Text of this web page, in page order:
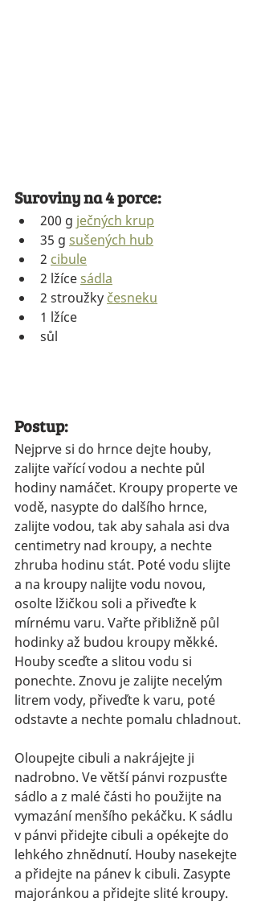
Suroviny na 4 porce:
200 g ječných krup
35 g sušených hub
2 cibule
2 lžíce sádla
2 stroužky česneku
1 lžíce
sůl
Postup:
Nejprve si do hrnce dejte houby,
zalijte vařící vodou a nechte půl
hodiny namáčet. Kroupy properte ve
vodě, nasypte do dalšího hrnce,
zalijte vodou, tak aby sahala asi dva
centimetry nad kroupy, a nechte
zhruba hodinu stát. Poté vodu slijte
a na kroupy nalijte vodu novou,
osolte lžičkou soli a přiveďte k
mírnému varu. Vařte přibližně půl
hodinky až budou kroupy měkké.
Houby sceďte a slitou vodu si
ponechte. Znovu je zalijte necelým
litrem vody, přiveďte k varu, poté
odstavte a nechte pomalu chladnout.
Oloupejte cibuli a nakrájejte ji
nadrobno. Ve větší pánvi rozpusťte
sádlo a z malé části ho použijte na
vymazání menšího pekáčku. K sádlu
v pánvi přidejte cibuli a opékejte do
lehkého zhnědnutí. Houby nasekejte
a přidejte na pánev k cibuli. Zasypte
majoránkou a přidejte slité kroupy.